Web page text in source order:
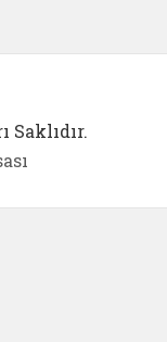
Saklıdır.